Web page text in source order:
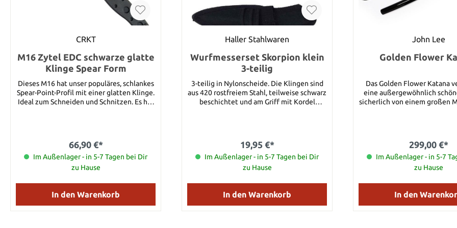
CRKT
M16 Zytel EDC schwarze glatte
Klinge Spear Form
Dieses M16 hat unser populäres, schlankes
Spear-Point-Profil mit einer glatten Klinge.
Ideal zum Schneiden und Schnitzen. Es hat
bei. Zytel ist ein Glasfaser-Nylon, welches
für Robustheit und Resistenz gegen
Lösungsmittel sorgt. Teflon-Lager am
Gelenkverschraubung ermöglichen
perfekte Handhabung. Die Klinge besteht
ergibt sich die ideale Kombination aus
66,90 €*
Im Außenlager - in 5-7 Tagen bei Dir
zu Hause
In den Warenkorb
Haller Stahlwaren
Wurfmesserset Skorpion klein
3-teilig
3-teilig in Nylonscheide. Die Klingen sind
aus 420 rostfreiem Stahl, teilweise schwarz
beschichtet und am Griff mit Kordel
19,95 €*
Im Außenlager - in 5-7 Tagen bei Dir
zu Hause
In den Warenkorb
John Lee
Golden Flower
Das Golden Flower Katana
eine außergewöhnlich
sicherlich von einem großen
Tsuba wurde aufwendig mit
Kirschblüten (Sakura)
Kirschblüte ist eins der
für Schönheit,
Vergänglichkeit. Das Katana hat eine
Kohlenstoffstahl mit feiner
299,00 €*
Im Außenlager - in 5-7
zu Hause
In den